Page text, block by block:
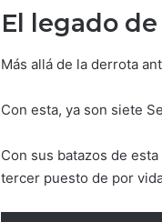
El legado
Más allá de la derrota
Con esta, ya son siete
Con sus batazos de
tercer puesto de por